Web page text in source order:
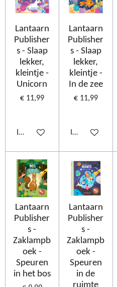
Lantaarn
Publisher
s - Slaap
lekker,
kleintje -
Unicorn
€ 11,99
In winkelwagen
Lantaarn
Publisher
s - Slaap
lekker,
kleintje -
In de zee
€ 11,99
In winkelwagen
Lantaarn
Publisher
s -
Zaklampb
oek -
Speuren
in het bos
Lantaarn
Publisher
s -
Zaklampb
oek -
Speuren
in de